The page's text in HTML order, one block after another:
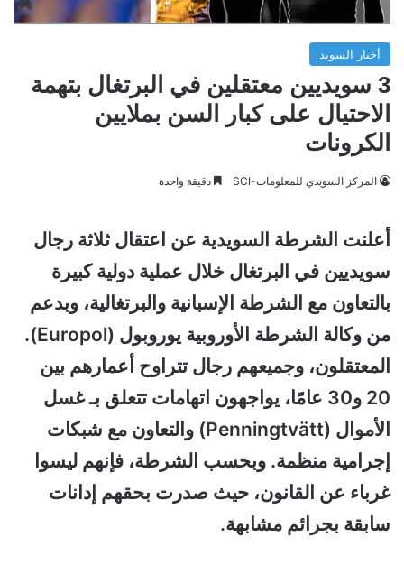
أخبار السويد
3 سويديين معتقلين في البرتغال بتهمة
الاحتيال على كبار السن بملايين
الكرونات
المركز السويدي للمعلومات-SCI دقيقة واحدة
أعلنت الشرطة السويدية عن اعتقال ثلاثة رجال
سويديين في البرتغال خلال عملية دولية كبيرة
بالتعاون مع الشرطة الإسبانية والبرتغالية، وبدعم
من وكالة الشرطة الأوروبية يوروبول (Europol).
المعتقلون، وجميعهم رجال تتراوح أعمارهم بين
20 و30 عامًا، يواجهون اتهامات تتعلق بـ غسل
الأموال (Penningtvätt) والتعاون مع شبكات
إجرامية منظمة. وبحسب الشرطة، فإنهم ليسوا
غرباء عن القانون، حيث صدرت بحقهم إدانات
سابقة بجرائم مشابهة.